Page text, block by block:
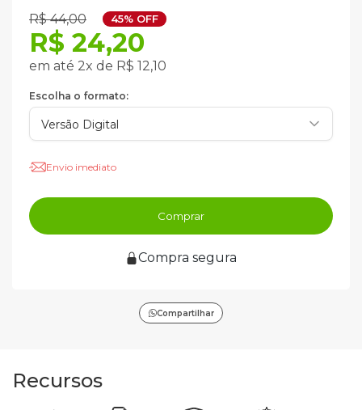
R$ 44,00 45% OFF
R$ 24,20
em até 2x de R$ 12,10
Escolha o formato:
Envio imediato
Comprar
Compra segura
Compartilhar
Recursos